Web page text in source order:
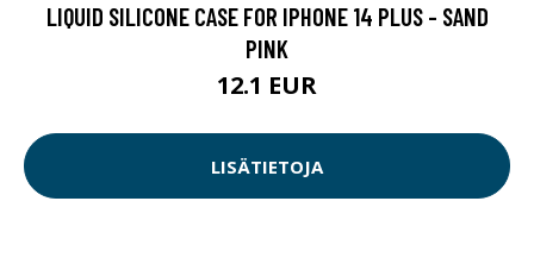
LIQUID SILICONE CASE FOR IPHONE 14 PLUS - SAND
PINK
12.1 EUR
LISÄTIETOJA